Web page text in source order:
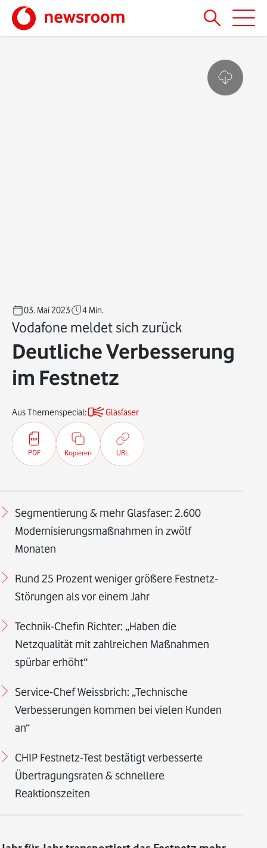
03. Mai 2023 4 Min.
Vodafone meldet sich zurück
Deutliche Verbesserung
im Festnetz
Aus Themenspecial: Glasfaser
PDF Kopieren URL
Segmentierung & mehr Glasfaser: 2.600
Modernisierungsmaßnahmen in zwölf
Monaten
Rund 25 Prozent weniger größere Festnetz-
Störungen als vor einem Jahr
Technik-Chefin Richter: „Haben die
Netzqualität mit zahlreichen Maßnahmen
spürbar erhöht“
Service-Chef Weissbrich: „Technische
Verbesserungen kommen bei vielen Kunden
an“
CHIP Festnetz-Test bestätigt verbesserte
Übertragungsraten & schnellere
Reaktionszeiten